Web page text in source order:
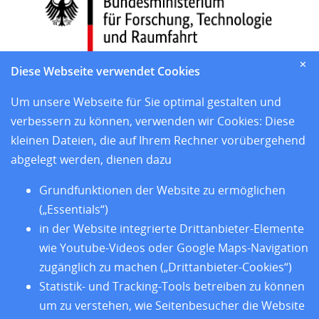
und den sieben Sitzländern
Home
Standorte
Forschung
Training
Datenschutz
Barrierefreiheit
✕
Diese Webseite verwendet Cookies
Um unsere Webseite für Sie optimal gestalten und
verbessern zu können, verwenden wir Cookies: Diese
kleinen Dateien, die auf Ihrem Rechner vorübergehend
abgelegt werden, dienen dazu
Grundfunktionen der Website zu ermöglichen
(„Essentials“)
in der Website integrierte Drittanbieter-Elemente
wie Youtube-Videos oder Google Maps-Navigation
zugänglich zu machen („Drittanbieter-Cookies“)
Statistik- und Tracking-Tools betreiben zu können
um zu verstehen, wie Seitenbesucher die Website